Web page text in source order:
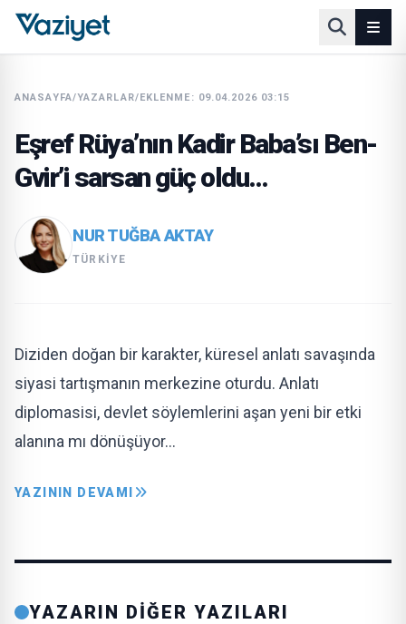
ANASAYFA/YAZARLAR/EKLENME: 09.04.2026 03:15
Eşref Rüya’nın Kadir Baba’sı Ben-
Gvir’i sarsan güç oldu…
NUR TUĞBA AKTAY
TÜRKIYE
Diziden doğan bir karakter, küresel anlatı savaşında
siyasi tartışmanın merkezine oturdu. Anlatı
diplomasisi, devlet söylemlerini aşan yeni bir etki
alanına mı dönüşüyor…
YAZININ DEVAMI
YAZARIN DİĞER YAZILARI